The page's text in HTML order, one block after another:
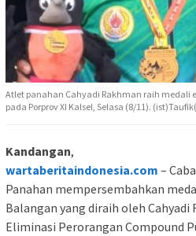
Atlet panahan Cahyadi Rakhman raih medali
pada Porprov XI Kalsel, Selasa (8/11).
Kandangan,
wartaberitaindonesia.com –
Panahan mempersembahkan
Balangan yang diraih oleh
Eliminasi Perorangan Compound